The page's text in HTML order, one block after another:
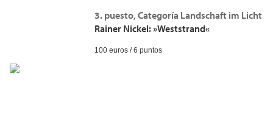
3. puesto, Categoría Landschaft im Licht
Rainer Nickel: »Weststrand«
100 euros / 6 puntos